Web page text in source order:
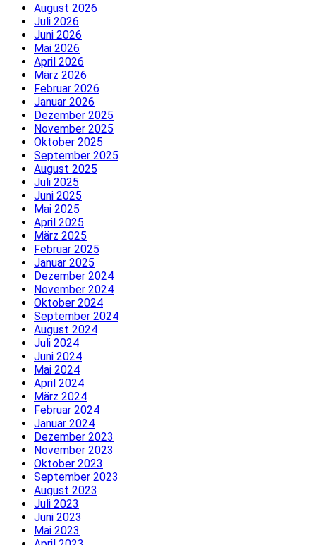
August 2026
Juli 2026
Juni 2026
Mai 2026
April 2026
März 2026
Februar 2026
Januar 2026
Dezember 2025
November 2025
Oktober 2025
September 2025
August 2025
Juli 2025
Juni 2025
Mai 2025
April 2025
März 2025
Februar 2025
Januar 2025
Dezember 2024
November 2024
Oktober 2024
September 2024
August 2024
Juli 2024
Juni 2024
Mai 2024
April 2024
März 2024
Februar 2024
Januar 2024
Dezember 2023
November 2023
Oktober 2023
September 2023
August 2023
Juli 2023
Juni 2023
Mai 2023